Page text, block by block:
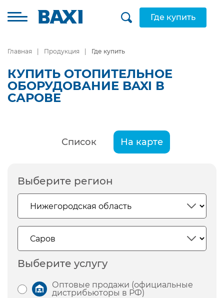
Где купить
Главная Продукция Где купить
КУПИТЬ ОТОПИТЕЛЬНОЕ
ОБОРУДОВАНИЕ BAXI В
САРОВЕ
Список На карте
Выберите регион
Выберите услугу
Оптовые продажи (официальные
дистрибьюторы в РФ)